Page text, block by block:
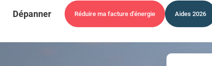
Dépanner Réduire ma facture d'énergie Aides 2026